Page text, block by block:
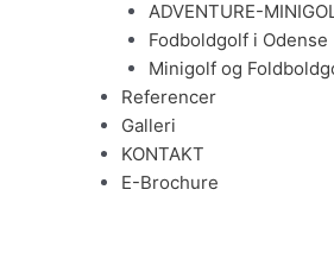
ADVENTURE-
Fodboldgolf i Odense
Minigolf og
Referencer
Galleri
KONTAKT
E-Brochure